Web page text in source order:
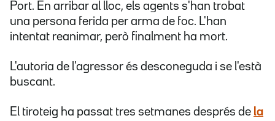
Port. En arribar al lloc, els agents s'han trobat
una persona ferida per arma de foc. L'han
intentat reanimar, però finalment ha mort.
L'autoria de l'agressor és desconeguda i se l'està
buscant.
El tiroteig ha passat tres setmanes després de la